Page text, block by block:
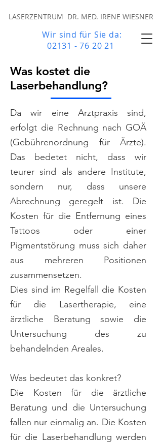
Wir sind für Sie da:
02131 - 76 20 21
LASERZENTRUM DR. MED. IRENE WIESNER
Was kostet die
Laserbehandlung?
Da wir eine Arztpraxis sind,
erfolgt die Rechnung nach GOÄ
(Gebührenordnung für Ärzte).
Das bedetet nicht, dass wir
teurer sind als andere Institute,
sondern nur, dass unsere
Abrechnung geregelt ist. Die
Kosten für die Entfernung eines
Tattoos oder einer
Pigmentstörung muss sich daher
aus mehreren Positionen
zusammensetzen.
Dies sind im Regelfall die Kosten
für die Lasertherapie, eine
ärztliche Beratung sowie die
Untersuchung des zu
behandelnden Areales.
Was bedeutet das konkret?
Die Kosten für die ärztliche
Beratung und die Untersuchung
fallen nur einmalig an. Die Kosten
für die Laserbehandlung werden